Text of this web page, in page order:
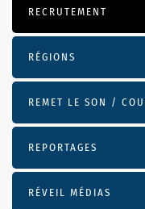
RECRUTEMENT
RÉGIONS
REMET LE SON /
REPORTAGES
RÉVEIL MÉDIAS